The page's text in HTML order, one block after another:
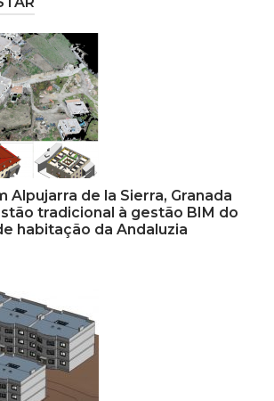
Alpujarra de la Sierra, Granada
tradicional à gestão BIM do
habitação da Andaluzia